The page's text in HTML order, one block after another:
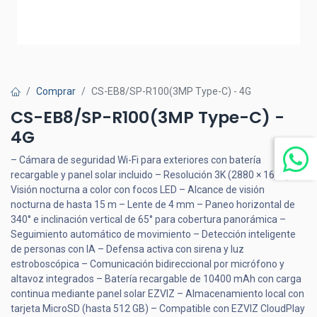
Comprar CS-EB8/SP-R100(3MP Type-C) - 4G
CS-EB8/SP-R100(3MP Type-C) -
4G
– Cámara de seguridad Wi-Fi para exteriores con batería
recargable y panel solar incluido – Resolución 3K (2880 × 1620) –
Visión nocturna a color con focos LED – Alcance de visión
nocturna de hasta 15 m – Lente de 4 mm – Paneo horizontal de
340° e inclinación vertical de 65° para cobertura panorámica –
Seguimiento automático de movimiento – Detección inteligente
de personas con IA – Defensa activa con sirena y luz
estroboscópica – Comunicación bidireccional por micrófono y
altavoz integrados – Batería recargable de 10400 mAh con carga
continua mediante panel solar EZVIZ – Almacenamiento local con
tarjeta MicroSD (hasta 512 GB) – Compatible con EZVIZ CloudPlay